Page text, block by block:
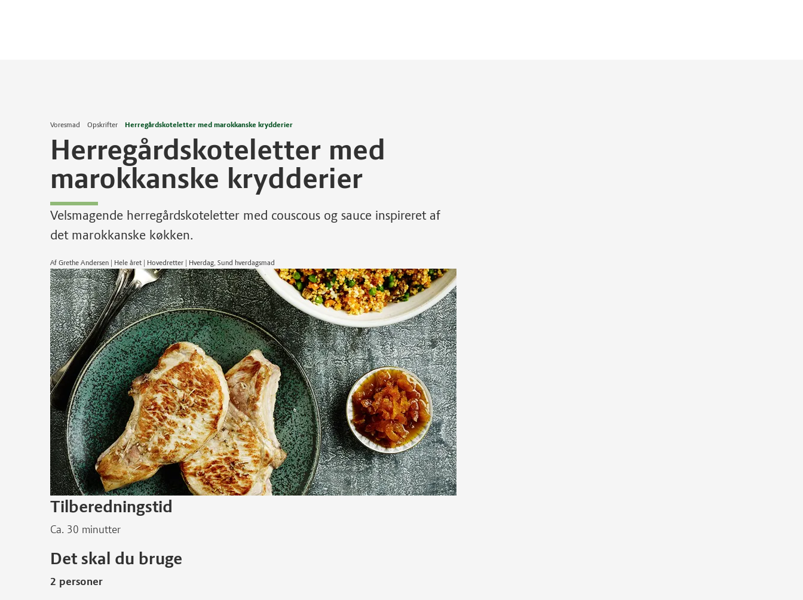
Voresmad Opskrifter Herregårdskoteletter med marokkanske krydderier
Herregårdskoteletter med
marokkanske krydderier
Velsmagende herregårdskoteletter med couscous og sauce inspireret af
det marokkanske køkken.
Af Grethe Andersen | Hele året | Hovedretter | Hverdag, Sund hverdagsmad
Tilberedningstid
Ca. 30 minutter
Det skal du bruge
2 personer